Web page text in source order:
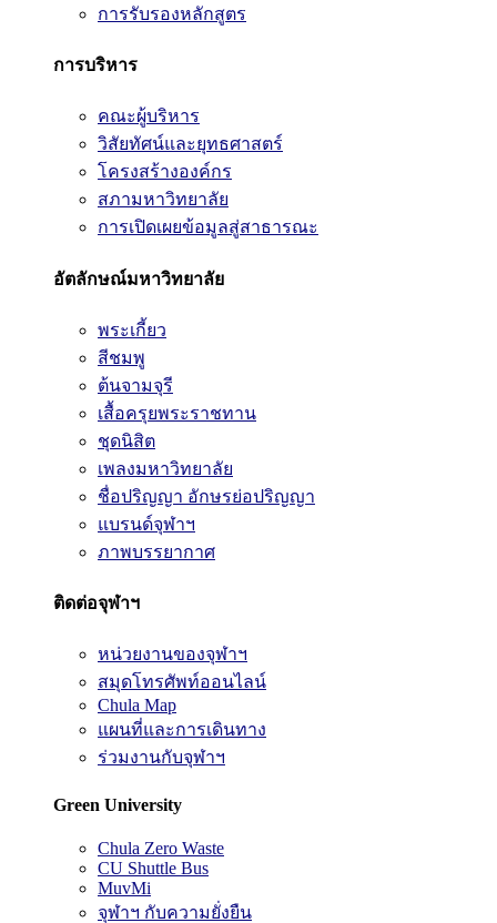
การรับรองหลักสูตร
การบริหาร
คณะผู้บริหาร
วิสัยทัศน์และยุทธศาสตร์
โครงสร้างองค์กร
สภามหาวิทยาลัย
การเปิดเผยข้อมูลสู่สาธารณะ
อัตลักษณ์มหาวิทยาลัย
พระเกี้ยว
สีชมพู
ต้นจามจุรี
เสื้อครุยพระราชทาน
ชุดนิสิต
เพลงมหาวิทยาลัย
ชื่อปริญญา อักษรย่อปริญญา
แบรนด์จุฬาฯ
ภาพบรรยากาศ
ติดต่อจุฬาฯ
หน่วยงานของจุฬาฯ
สมุดโทรศัพท์ออนไลน์
Chula Map
แผนที่และการเดินทาง
ร่วมงานกับจุฬาฯ
Green University
Chula Zero Waste
CU Shuttle Bus
MuvMi
จุฬาฯ กับความยั่งยืน